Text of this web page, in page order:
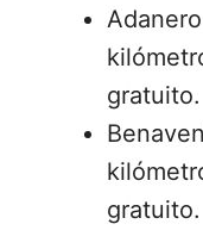
gratuito.
gratuito.